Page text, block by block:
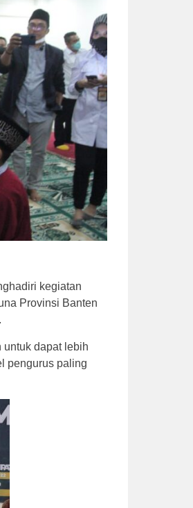
kegiatan
Provinsi Banten
untuk dapat lebih
pengurus paling